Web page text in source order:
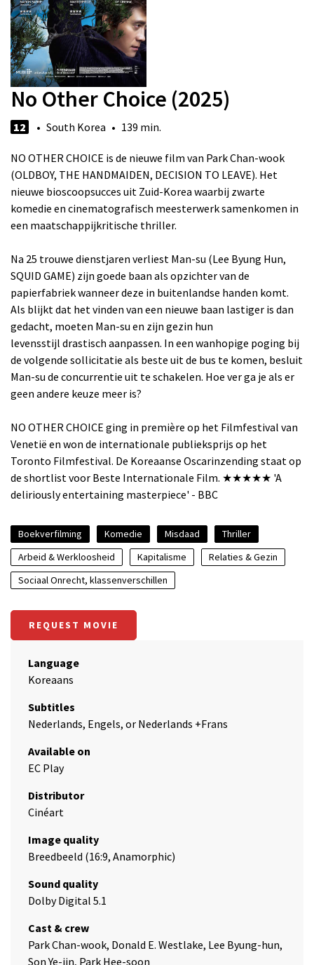
No Other Choice (2025)
12 • South Korea • 139 min.
NO OTHER CHOICE is de nieuwe film van Park Chan-wook
(OLDBOY, THE HANDMAIDEN, DECISION TO LEAVE). Het
nieuwe bioscoopsucces uit Zuid-Korea waarbij zwarte
komedie en cinematografisch meesterwerk samenkomen in
een maatschappijkritische thriller.
Na 25 trouwe dienstjaren verliest Man-su (Lee Byung Hun,
SQUID GAME) zijn goede baan als opzichter van de
papierfabriek wanneer deze in buitenlandse handen komt.
Als blijkt dat het vinden van een nieuwe baan lastiger is dan
gedacht, moeten Man-su en zijn gezin hun
levensstijl drastisch aanpassen. In een wanhopige poging bij
de volgende sollicitatie als beste uit de bus te komen, besluit
Man-su de concurrentie uit te schakelen. Hoe ver ga je als er
geen andere keuze meer is?
NO OTHER CHOICE ging in première op het Filmfestival van
Venetië en won de internationale publieksprijs op het
Toronto Filmfestival. De Koreaanse Oscarinzending staat op
de shortlist voor Beste Internationale Film. ★★★★★ 'A
deliriously entertaining masterpiece' - BBC
Boekverfilming Komedie Misdaad
Thriller
Arbeid & Werkloosheid
Kapitalisme
Relaties & Gezin
Sociaal Onrecht, klassenverschillen
REQUEST MOVIE
Language
Koreaans
Subtitles
Nederlands, Engels, or Nederlands +Frans
Available on
EC Play
Distributor
Cinéart
Image quality
Breedbeeld (16:9, Anamorphic)
Sound quality
Dolby Digital 5.1
Cast & crew
Park Chan-wook, Donald E. Westlake, Lee Byung-hun,
Son Ye-jin, Park Hee-soon